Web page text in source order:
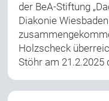
der BeA-Stiftung
Diakonie
Holzscheck
Stöhr am 21.2.2025